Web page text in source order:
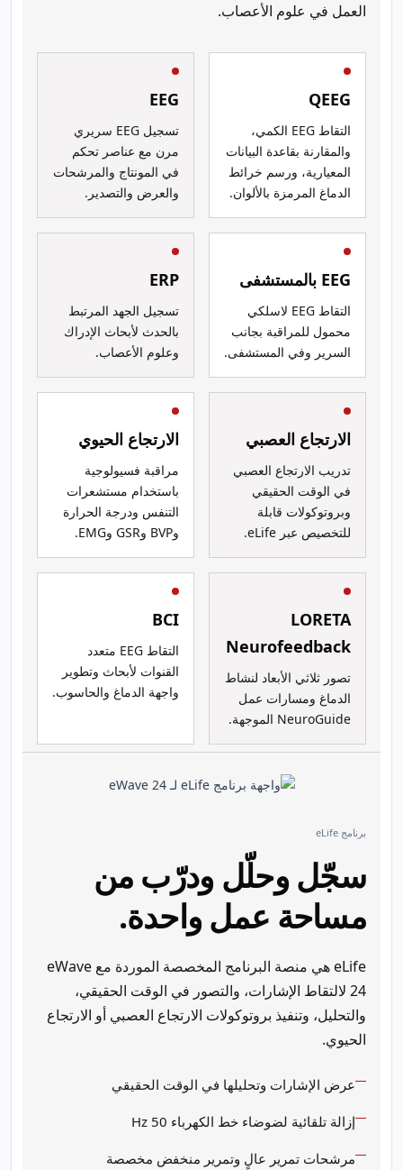
العمل في علوم الأعصاب.
QEEG
التقاط EEG الكمي،
والمقارنة بقاعدة البيانات
المعيارية، ورسم خرائط
الدماغ المرمزة بالألوان.
EEG
تسجيل EEG سريري
مرن مع عناصر تحكم
في المونتاج والمرشحات
والعرض والتصدير.
EEG بالمستشفى
التقاط EEG لاسلكي
محمول للمراقبة بجانب
السرير وفي المستشفى.
ERP
تسجيل الجهد المرتبط
بالحدث لأبحاث الإدراك
وعلوم الأعصاب.
الارتجاع العصبي
تدريب الارتجاع العصبي
في الوقت الحقيقي
وبروتوكولات قابلة
للتخصيص عبر eLife.
الارتجاع الحيوي
مراقبة فسيولوجية
باستخدام مستشعرات
التنفس ودرجة الحرارة
وBVP وGSR وEMG.
LORETA
Neurofeedback
تصور ثلاثي الأبعاد لنشاط
الدماغ ومسارات عمل
NeuroGuide الموجهة.
BCI
التقاط EEG متعدد
القنوات لأبحاث وتطوير
واجهة الدماغ والحاسوب.
برنامج eLife
سجّل وحلّل ودرّب من
مساحة عمل واحدة.
eLife هي منصة البرنامج المخصصة الموردة مع eWave
24 لالتقاط الإشارات، والتصور في الوقت الحقيقي،
والتحليل، وتنفيذ بروتوكولات الارتجاع العصبي أو الارتجاع
الحيوي.
عرض الإشارات وتحليلها في الوقت الحقيقي
إزالة تلقائية لضوضاء خط الكهرباء 50 Hz
مرشحات تمرير عالٍ وتمرير منخفض مخصصة